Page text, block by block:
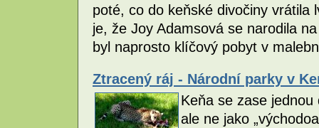
poté, co do keňské divočiny vrátila
je, že Joy Adamsová se narodila
byl naprosto klíčový pobyt v
Ztracený ráj - Národní parky v
Keňa se zase
ale ne jako